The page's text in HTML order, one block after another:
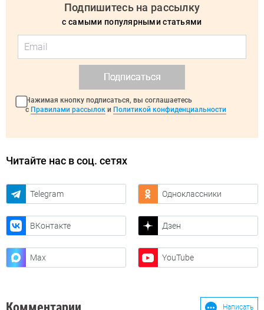
Подпишитесь на рассылку
с самыми популярными статьями
Подписаться
Нажимая кнопку подписаться, вы соглашаетесь
с Правилами рассылок и Политикой конфиденциальности
Читайте нас в соц. сетях
Telegram Одноклассники
ВКонтакте Дзен
Max YouTube
Комментарии Написать